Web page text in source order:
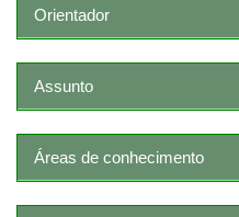
Orientador
Assunto
Áreas de conhecimento